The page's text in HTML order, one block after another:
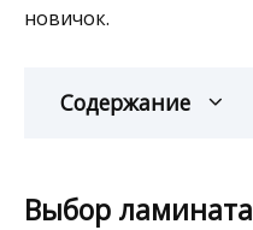
новичок.
Содержание
Выбор ламината